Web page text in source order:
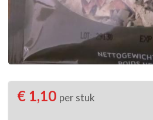
€ 1,10 per stuk